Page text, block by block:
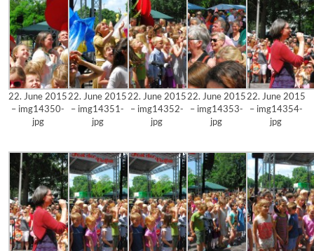
22. June 2015
– img14350-
jpg
22. June 2015
– img14351-
jpg
22. June 2015
– img14352-
jpg
22. June 2015
– img14353-
jpg
22. June 2015
– img14354-
jpg